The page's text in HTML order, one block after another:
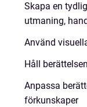
Skapa en
utmaning,
Använd
Håll
Anpassa
förkunskaper